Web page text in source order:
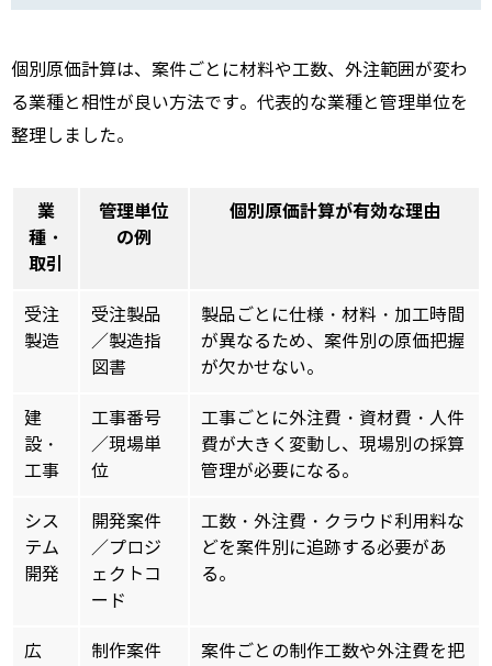
個別原価計算は、案件ごとに材料や工数、外注範囲が変わ
る業種と相性が良い方法です。代表的な業種と管理単位を
整理しました。
業
種・
取引
管理単位
の例
個別原価計算が有効な理由
受注
製造
受注製品
／製造指
図書
製品ごとに仕様・材料・加工時間
が異なるため、案件別の原価把握
が欠かせない。
建
設・
工事
工事番号
／現場単
位
工事ごとに外注費・資材費・人件
費が大きく変動し、現場別の採算
管理が必要になる。
シス
テム
開発
開発案件
／プロジ
ェクトコ
ード
工数・外注費・クラウド利用料な
どを案件別に追跡する必要があ
る。
広
制作案件
案件ごとの制作工数や外注費を把